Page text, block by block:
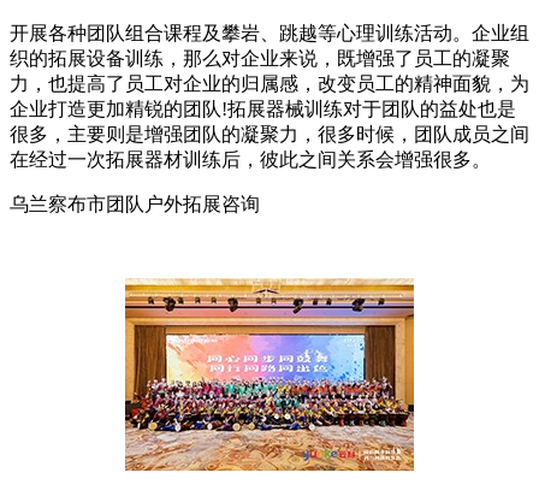
开展各种团队组合课程及攀岩、跳越等心理训练活动。企业组
织的拓展设备训练，那么对企业来说，既增强了员工的凝聚
力，也提高了员工对企业的归属感，改变员工的精神面貌，为
企业打造更加精锐的团队!拓展器械训练对于团队的益处也是
很多，主要则是增强团队的凝聚力，很多时候，团队成员之间
在经过一次拓展器材训练后，彼此之间关系会增强很多。
乌兰察布市团队户外拓展咨询